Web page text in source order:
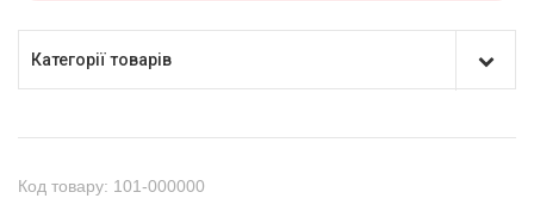
Категорії товарів
Код товару: 101-000000